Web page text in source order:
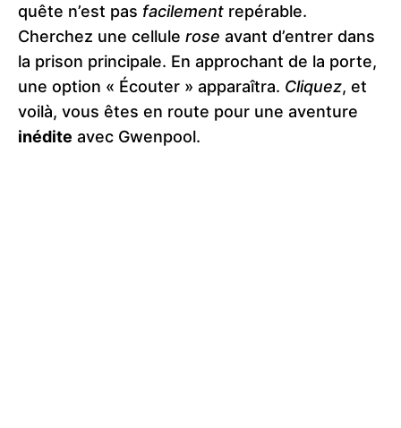
quête n’est pas facilement repérable.
Cherchez une cellule rose avant d’entrer dans
la prison principale. En approchant de la porte,
une option « Écouter » apparaîtra. Cliquez, et
voilà, vous êtes en route pour une aventure
inédite avec Gwenpool.